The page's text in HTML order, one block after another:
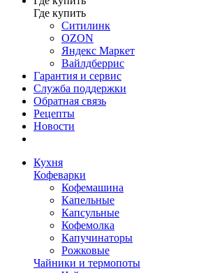
Где купить
Ситилинк
OZON
Яндекс Маркет
Вайлдберрис
Гарантия и сервис
Служба поддержки
Обратная связь
Рецепты
Новости
Кухня
Кофеварки
Кофемашина
Капельные
Капсульные
Кофемолка
Капучинаторы
Рожковые
Чайники и термопоты